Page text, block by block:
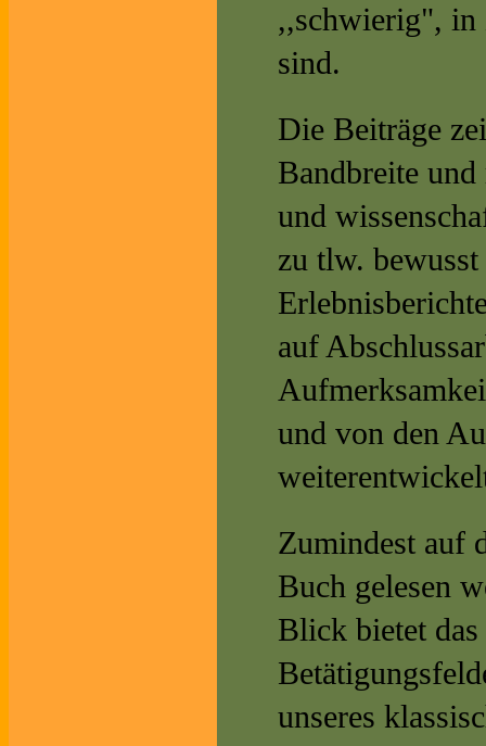
,,schwierig", in
sind.
Die Beiträge
Bandbreite
und
zu tlw.
auf
und von den
Zumindest auf
Buch gelesen
Blick bietet
unseres